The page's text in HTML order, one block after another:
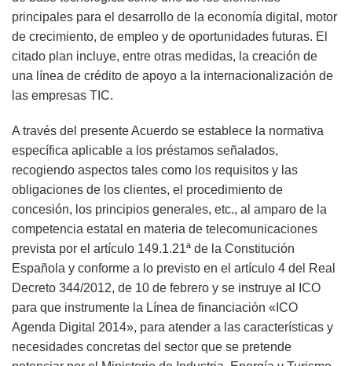
principales para el desarrollo de la economía digital, motor
de crecimiento, de empleo y de oportunidades futuras. El
citado plan incluye, entre otras medidas, la creación de
una línea de crédito de apoyo a la internacionalización de
las empresas TIC.
A través del presente Acuerdo se establece la normativa
específica aplicable a los préstamos señalados,
recogiendo aspectos tales como los requisitos y las
obligaciones de los clientes, el procedimiento de
concesión, los principios generales, etc., al amparo de la
competencia estatal en materia de telecomunicaciones
prevista por el artículo 149.1.21ª de la Constitución
Española y conforme a lo previsto en el artículo 4 del Real
Decreto 344/2012, de 10 de febrero y se instruye al ICO
para que instrumente la Línea de financiación «ICO
Agenda Digital 2014», para atender a las características y
necesidades concretas del sector que se pretende